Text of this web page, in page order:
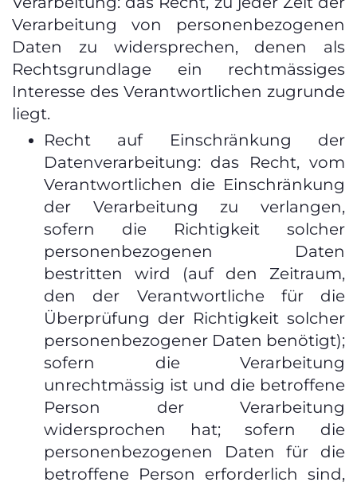
Verarbeitung von personenbezogenen
Daten zu widersprechen, denen als
Rechtsgrundlage ein rechtmässiges
Interesse des Verantwortlichen zugrunde
liegt.
Recht auf Einschränkung der
Datenverarbeitung: das Recht, vom
Verantwortlichen die Einschränkung
der Verarbeitung zu verlangen,
sofern die Richtigkeit solcher
personenbezogenen Daten
bestritten wird (auf den Zeitraum,
den der Verantwortliche für die
Überprüfung der Richtigkeit solcher
personenbezogener Daten benötigt);
sofern die Verarbeitung
unrechtmässig ist und die betroffene
Person der Verarbeitung
widersprochen hat; sofern die
personenbezogenen Daten für die
betroffene Person erforderlich sind,